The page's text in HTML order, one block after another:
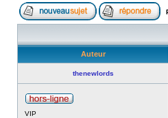
Auteur
thenewlords
VIP